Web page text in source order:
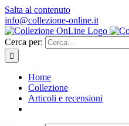
Salta al contenuto
info@collezione-online.it
Cerca per:
Home
Collezione
Articoli e recensioni